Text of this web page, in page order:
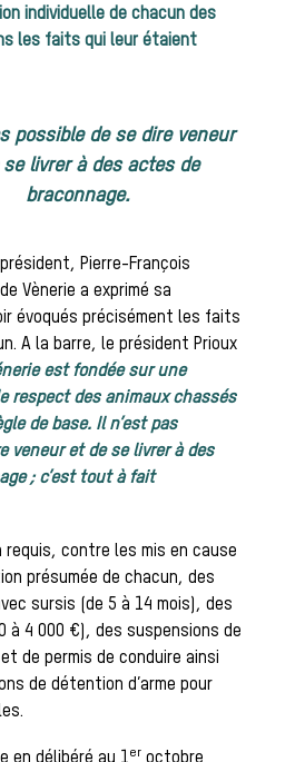
reçues
Héritage
de la
à
individuelle de chacun des
les faits qui leur étaient
possible de se dire veneur
livrer à des actes de
braconnage.
Pierre-François
Vènerie a exprimé sa
évoqués précisément les faits
A la barre, le président Prioux
est fondée sur une
respect des animaux chassés
de base. Il n’est pas
veneur et de se livrer à des
; c’est tout à fait
requis, contre les mis en cause
présumée de chacun, des
sursis (de 5 à 14 mois), des
à 4 000 €), des suspensions de
de permis de conduire ainsi
de détention d’arme pour
er